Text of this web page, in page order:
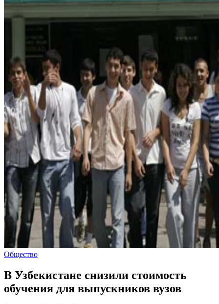
Общество
В Узбекистане снизили стоимость
обучения для выпускников вузов